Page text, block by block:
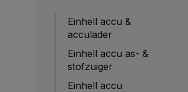
Einhell accu &
acculader
Einhell accu as- &
stofzuiger
Einhell accu